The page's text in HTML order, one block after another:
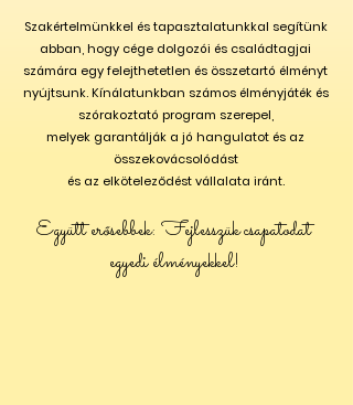
Szakértelmünkkel és tapasztalatunkkal segítünk
abban, hogy cége dolgozói és családtagjai
számára egy felejthetetlen és összetartó élményt
nyújtsunk. Kínálatunkban számos élményjáték és
szórakoztató program szerepel,
melyek garantálják a jó hangulatot és az
összekovácsolódást
és az elköteleződést vállalata iránt.
Együtt erősebbek: Fejlesszük csapatodat
egyedi élményekkel!